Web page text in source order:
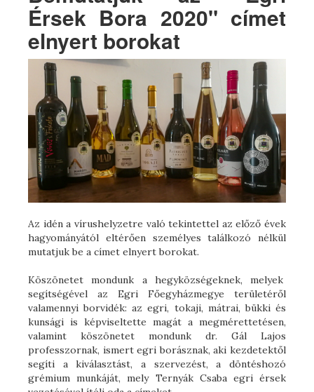
Érsek Bora 2020" címet
elnyert borokat
Az idén a vírushelyzetre való tekintettel az előző évek
hagyományától eltérően személyes találkozó nélkül
mutatjuk be a címet elnyert borokat.
Köszönetet mondunk a hegyközségeknek, melyek
segítségével az Egri Főegyházmegye területéről
valamennyi borvidék: az egri, tokaji, mátrai, bükki és
kunsági is képviseltette magát a megmérettetésen,
valamint köszönetet mondunk dr. Gál Lajos
professzornak, ismert egri borásznak, aki kezdetektől
segíti a kiválasztást, a szervezést, a döntéshozó
grémium munkáját, mely Ternyák Csaba egri érsek